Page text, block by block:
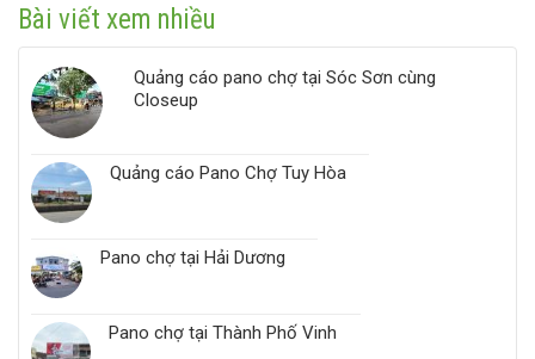
–
dịch
truyền
Bài viết xem nhiều
Quảng cáo pano chợ tại Sóc Sơn cùng
Closeup
Quảng cáo Pano Chợ Tuy Hòa
Pano chợ tại Hải Dương
Pano chợ tại Thành Phố Vinh